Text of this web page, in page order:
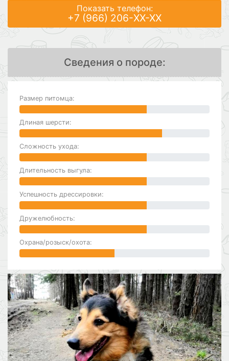
Показать телефон:
+7 (966) 206-XX-XX
Сведения о породе:
Размер питомца:
Длиная шерсти:
Сложность ухода:
Длительность выгула:
Успешность дрессировки:
Дружелюбность:
Охрана/розыск/охота: